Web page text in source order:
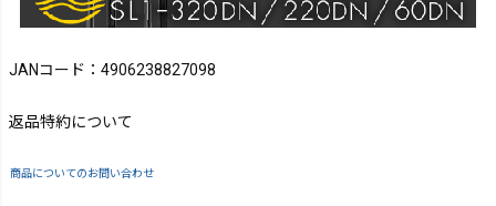
JANコード：4906238827098
返品特約について
商品についてのお問い合わせ